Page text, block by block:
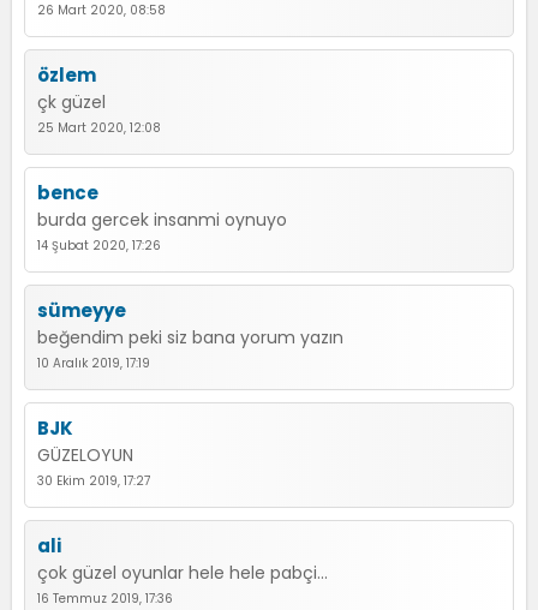
26 Mart 2020, 08:58
özlem
çk güzel
25 Mart 2020, 12:08
bence
burda gercek insanmi oynuyo
14 Şubat 2020, 17:26
sümeyye
beğendim peki siz bana yorum yazın
10 Aralık 2019, 17:19
BJK
GÜZELOYUN
30 Ekim 2019, 17:27
ali
çok güzel oyunlar hele hele pabçi...
16 Temmuz 2019, 17:36